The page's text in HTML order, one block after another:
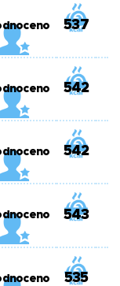
537
542
542
543
535